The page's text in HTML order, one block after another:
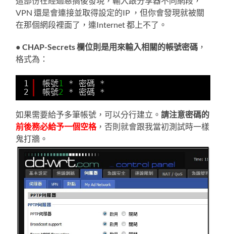
VPN 還是會連接並取得設定的IP ，但你會發現就被關
在那個網段裡面了，連Internet 都上不了。
●CHAP-Secrets 欄位則是用來輸入相關的帳號密碼 ，
格式為：
1
2
帳號1
* 密碼 *
帳號2 * 密碼 *
如果需要給予多筆帳號，可以分行建立。請注意密碼的
前後務必給予一個空格，否則就會跟我當初測試時一樣
鬼打牆。